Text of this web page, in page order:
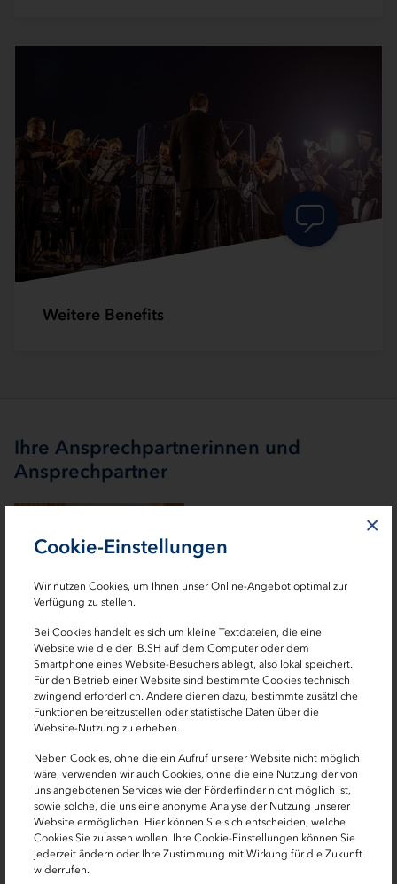
Cookie-Einstellungen
Wir nutzen Cookies, um Ihnen unser Online-Angebot optimal zur
Verfügung zu stellen.
Bei Cookies handelt es sich um kleine Textdateien, die eine
Website wie die der IB.SH auf dem Computer oder dem
Smartphone eines Website-Besuchers ablegt, also lokal speichert.
Für den Betrieb einer Website sind bestimmte Cookies technisch
zwingend erforderlich. Andere dienen dazu, bestimmte zusätzliche
Funktionen bereitzustellen oder statistische Daten über die
Website-Nutzung zu erheben.
Neben Cookies, ohne die ein Aufruf unserer Website nicht möglich
wäre, verwenden wir auch Cookies, ohne die eine Nutzung der von
uns angebotenen Services wie der Förderfinder nicht möglich ist,
sowie solche, die uns eine anonyme Analyse der Nutzung unserer
Website ermöglichen. Hier können Sie sich entscheiden, welche
Cookies Sie zulassen wollen. Ihre Cookie-Einstellungen können Sie
jederzeit ändern oder Ihre Zustimmung mit Wirkung für die Zukunft
widerrufen.
×
Weitere Benefits
Ihre Ansprechpartnerinnen und
Ansprechpartner
Britta Gieselmann
Personalleiterin
0431 9905-3545